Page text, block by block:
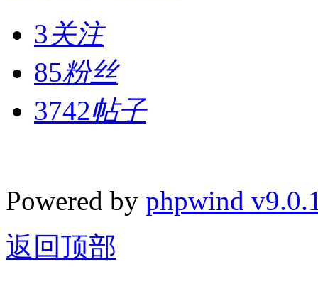
3关注
85粉丝
3742帖子
Powered by phpwind
返回顶部